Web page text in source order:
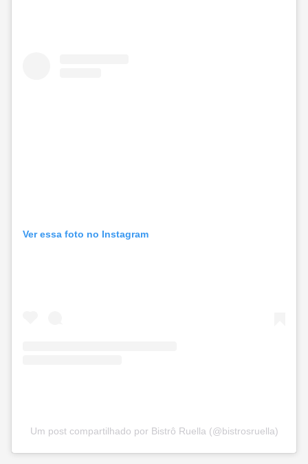
Ver essa foto no Instagram
Um post compartilhado por Bistrô Ruella (@bistrosruella)